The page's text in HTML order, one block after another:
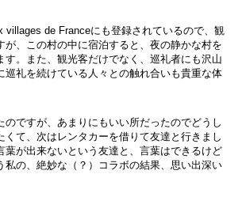
villages de Franceにも登録されているので、観
が、この村の中に宿泊すると、夜の静かな村を
す。また、観光客だけでなく、巡礼者にも沢山
巡礼を続けている人々との触れ合いも貴重な体
のですが、あまりにもいい所だったのでどうし
くて、次はレンタカーを借りて友達と行きまし
葉が出来ないという友達と、言葉はできるけど
私の、絶妙な（？）コラボの結果、思い出深い